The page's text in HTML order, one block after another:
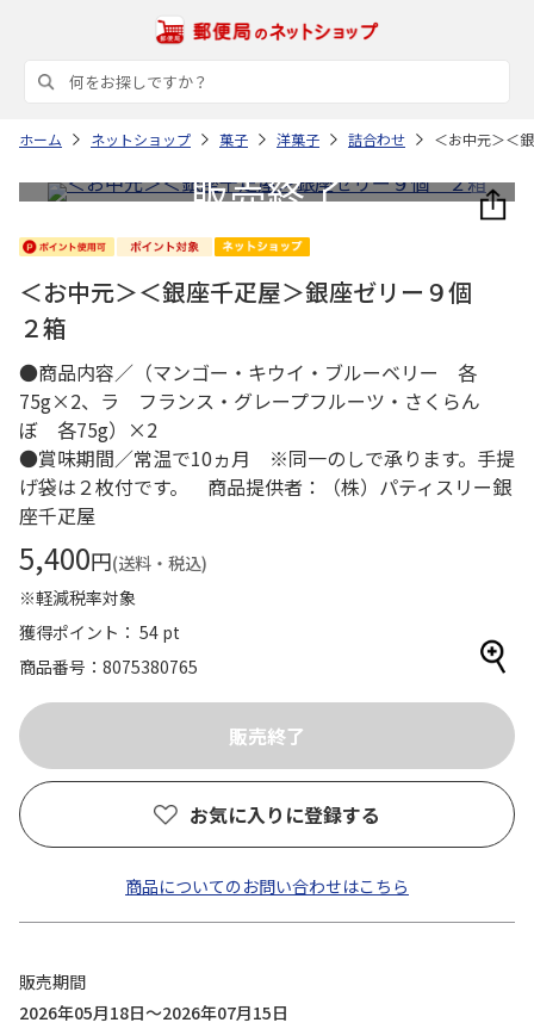
ホーム ネットショップ 菓子 洋菓子 詰合わせ ＜お中元＞＜
＜お中元＞＜銀座千疋屋＞銀座ゼリー９個
２箱
●商品内容／（マンゴー・キウイ・ブルーベリー 各
75g×2、ラ フランス・グレープフルーツ・さくらん
ぼ 各75g）×2
●賞味期間／常温で10ヵ月 ※同一のしで承ります。手提
げ袋は２枚付です。 商品提供者：（株）パティスリー銀
座千疋屋
5,400円(送料・税込)
※軽減税率対象
獲得ポイント： 54 pt
商品番号
8075380765
お気に入りに登録する
商品についてのお問い合わせはこちら
販売期間
2026年05月18日～2026年07月15日